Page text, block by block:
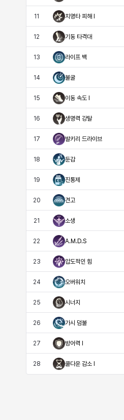
11 치명타 피해 I
12 기동 타격대
13 라이프 백
14 불굴
15 이동 속도 I
16 생명력 강탈
17 발키리 드라이브
18 둔감
19 진통제
20 견고
21 소생
22 A.M.D.S
23 압도적인 힘
24 오버워치
25 시너지
26 가시 덤불
27 방어력 I
28 쿨다운 감소 I